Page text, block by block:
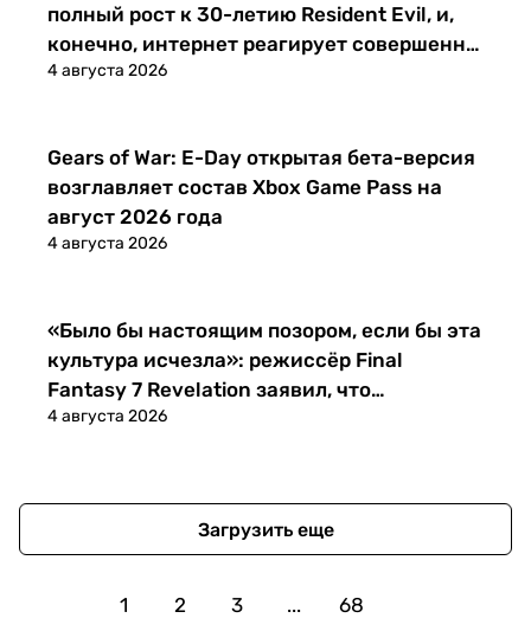
4 августа 2026
полный рост к 30-летию Resident Evil, и,
конечно, интернет реагирует совершенно
нормально
Новости
4 августа 2026
Gears of War: E-Day открытая бета-версия
возглавляет состав Xbox Game Pass на
август 2026 года
Новости
4 августа 2026
«Было бы настоящим позором, если бы эта
культура исчезла»: режиссёр Final
Fantasy 7 Revelation заявил, что
физические релизы игр должны
Загрузить еще
1 2 3 ... 68